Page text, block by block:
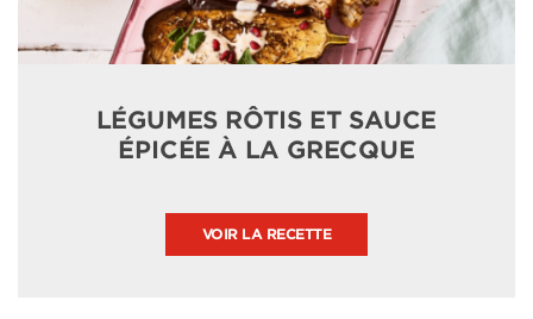
LÉGUMES RÔTIS ET SAUCE
ÉPICÉE À LA GRECQUE
VOIR LA RECETTE